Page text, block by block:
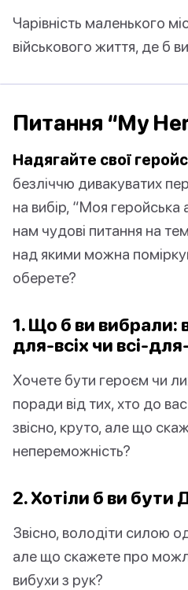
Чарівність маленького
військового життя, де б
Питання “My
Надягайте свої
безліччю дивакуватих
на вибір, “Моя геройська
нам чудові питання на
над якими можна
оберете?
1. Що б ви вибрали:
для-всіх чи всі-
Хочете бути героєм чи
поради від тих, хто до
звісно, круто, але що
непереможність?
2. Хотіли б ви бути
Звісно, володіти силою
але що скажете про
вибухи з рук?